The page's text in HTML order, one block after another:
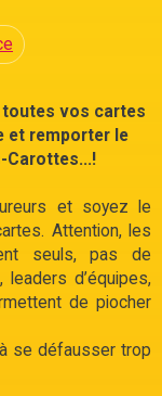
toutes vos cartes
et remporter le
Carottes...!
et soyez le
Attention, les
seuls, pas de
d’équipes,
de piocher
se défausser trop